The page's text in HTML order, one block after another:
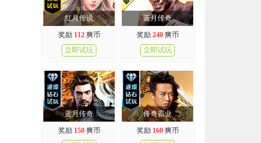
红月传说
奖励 112 爽币
立即试玩
蓝月传奇
奖励 240 爽币
立即试玩
蓝月传奇
奖励 150 爽币
传奇霸业
奖励 160 爽币